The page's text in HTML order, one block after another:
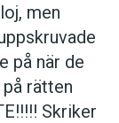
men
på när de
rätten
Skriker